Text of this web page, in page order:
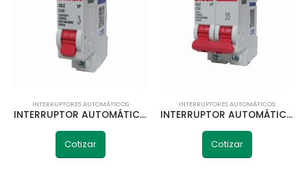
INTERRUPTORES AUTOMÁTICOS
INTERRUPTOR AUTOMÁTICO 1P 40A 10KA CURVA C STECK
Cotizar
INTERRUPTORES AUTOMÁTICOS
INTERRUPTOR AUTOMÁTICO 2P 25A 6KA CURVA C STECK
Cotizar